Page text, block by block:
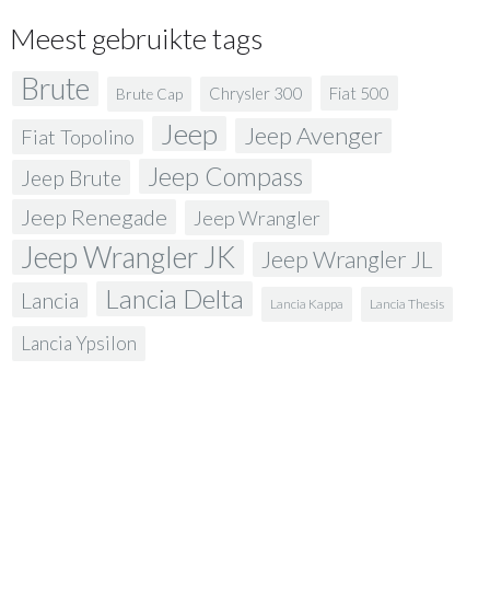
Meest gebruikte tags
Brute Brute Cap Chrysler 300 Fiat 500
Fiat Topolino Jeep Jeep Avenger
Jeep Brute Jeep Compass
Jeep Renegade Jeep Wrangler
Jeep Wrangler JK Jeep Wrangler JL
Lancia Lancia Delta Lancia Kappa Lancia Thesis
Lancia Ypsilon